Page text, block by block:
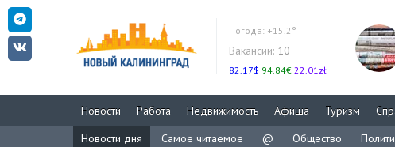
Погода: +15.2°
Вакансии: 10
82.17$ 94.84€ 22.01zł
Новости Работа Недвижимость Афиша Туризм
Новости дня
Самое читаемое @ Общество